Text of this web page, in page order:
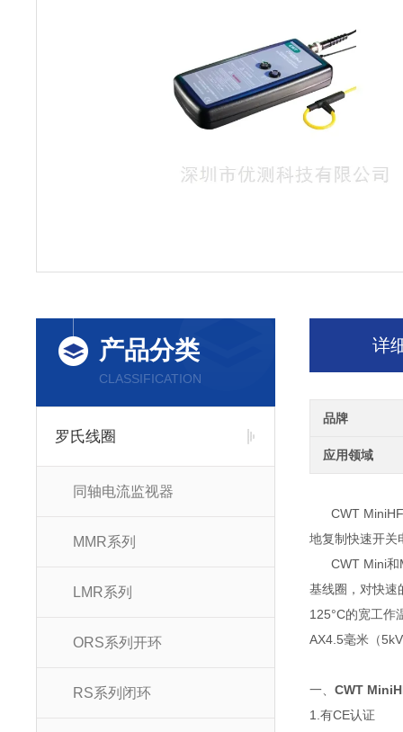
产品分类
CLASSIFICATION
罗氏线圈
同轴电流监视器
MMR系列
LMR系列
ORS系列开环
RS系列闭环
详
品牌
应用领域
CWT
地复制快速开关
CWT Mini和
基线圈，对快速
125°C的宽工作
AX4.5毫米（
一、 CWT
1.有CE认证